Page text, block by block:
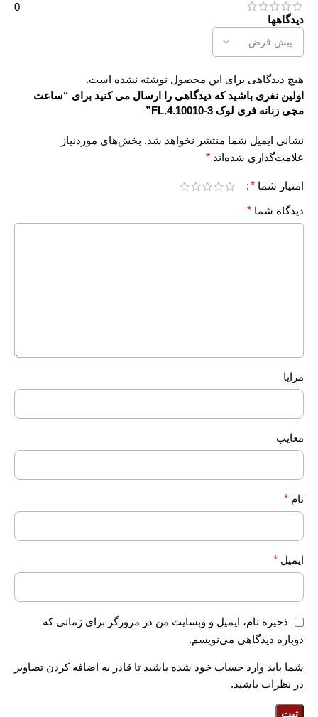
0
دیدگاهها
هیچ دیدگاهی برای این محصول نوشته نشده است.
اولین نفری باشید که دیدگاهی را ارسال می کنید برای “ساعت
مچی زنانه فری لوک FL.4.10010-3”
نشانی ایمیل شما منتشر نخواهد شد. بخش‌های موردنیاز
علامت‌گذاری شده‌اند *
امتیاز شما *
دیدگاه شما *
مزایا
معایب
نام *
ایمیل *
ذخیره نام، ایمیل و وبسایت من در مرورگر برای زمانی که
دوباره دیدگاهی می‌نویسم.
شما باید وارد حساب خود شده باشید تا قادر به اضافه کردن تصاویر
در نظرات باشید.